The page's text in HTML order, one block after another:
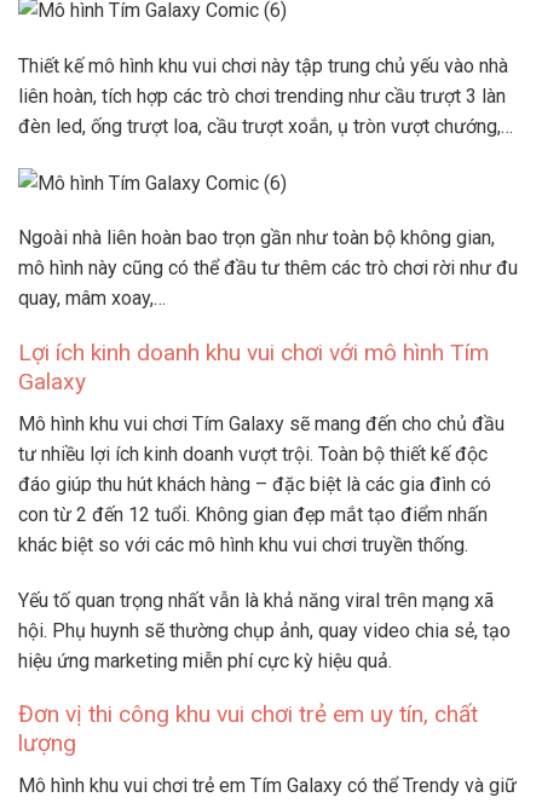
Thiết kế mô hình khu vui chơi này tập trung chủ yếu vào nhà
liên hoàn, tích hợp các trò chơi trending như cầu trượt 3 làn
đèn led, ống trượt loa, cầu trượt xoắn, ụ tròn vượt chướng,…
Ngoài nhà liên hoàn bao trọn gần như toàn bộ không gian,
mô hình này cũng có thể đầu tư thêm các trò chơi rời như đu
quay, mâm xoay,…
Lợi ích kinh doanh khu vui chơi với mô hình Tím
Galaxy
Mô hình khu vui chơi Tím Galaxy sẽ mang đến cho chủ đầu
tư nhiều lợi ích kinh doanh vượt trội. Toàn bộ thiết kế độc
đáo giúp thu hút khách hàng – đặc biệt là các gia đình có
con từ 2 đến 12 tuổi. Không gian đẹp mắt tạo điểm nhấn
khác biệt so với các mô hình khu vui chơi truyền thống.
Yếu tố quan trọng nhất vẫn là khả năng viral trên mạng xã
hội. Phụ huynh sẽ thường chụp ảnh, quay video chia sẻ, tạo
hiệu ứng marketing miễn phí cực kỳ hiệu quả.
Đơn vị thi công khu vui chơi trẻ em uy tín, chất
lượng
Mô hình khu vui chơi trẻ em Tím Galaxy có thể Trendy và giữ